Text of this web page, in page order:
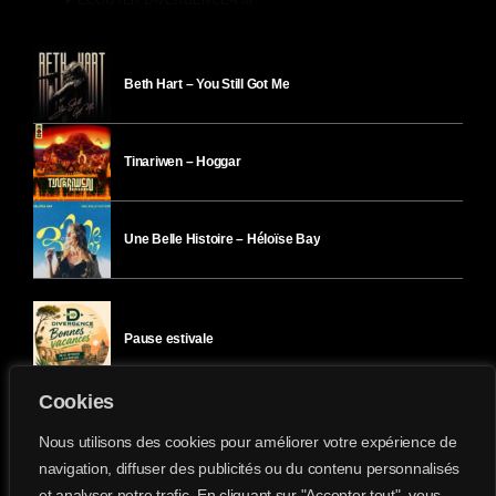
Cookies
Nous utilisons des cookies pour améliorer votre expérience de
navigation, diffuser des publicités ou du contenu personnalisés
Beth Hart – You Still Got Me
Tinariwen – Hoggar
Une Belle Histoire – Héloïse Bay
Pause estivale